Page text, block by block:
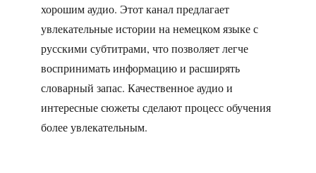
хорошим аудио. Этот канал предлагает
увлекательные истории на немецком языке с
русскими субтитрами, что позволяет легче
воспринимать информацию и расширять
словарный запас. Качественное аудио и
интересные сюжеты сделают процесс обучения
более увлекательным.